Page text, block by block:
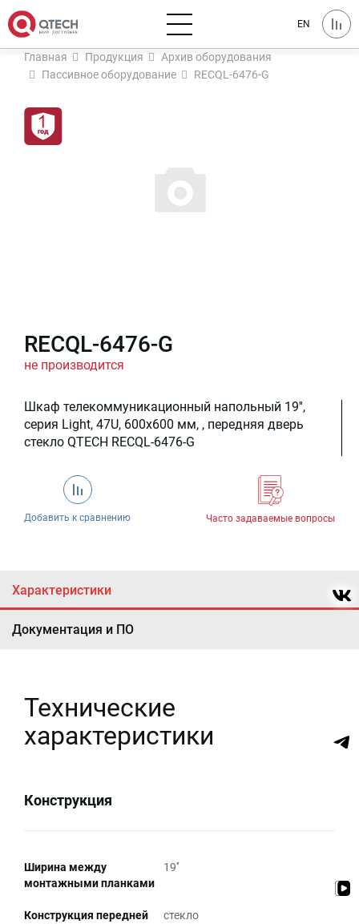
EN
Главная Продукция
Архив оборудования
Пассивное оборудование
RECQL-6476-G
RECQL-6476-G
не производится
Шкаф телекоммуникационный напольный 19'',
серия Light, 47U, 600x600 мм, , передняя дверь
стекло QTECH RECQL-6476-G
Добавить к сравнению Часто задаваемые вопросы
Характеристики
Документация и ПО
Технические
характеристики
Конструкция
Ширина между
монтажными планками
19''
Конструкция передней
стекло